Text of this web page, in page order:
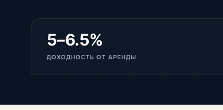
5–6.5%
ДОХОДНОСТЬ ОТ АРЕНДЫ